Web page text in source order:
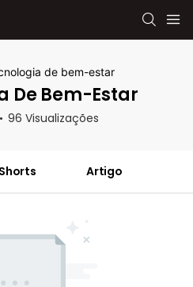
de bem-estar
De Bem-Estar
96 Visualizações
Shorts Artigo